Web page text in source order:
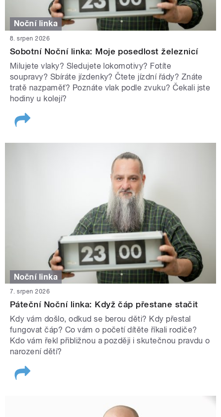
Noční linka
8. srpen 2026
Sobotní Noční linka: Moje posedlost železnicí
Milujete vlaky? Sledujete lokomotivy? Fotíte
soupravy? Sbíráte jízdenky? Čtete jízdní řády? Znáte
tratě nazpaměť? Poznáte vlak podle zvuku? Čekali jste
hodiny u kolejí?
Noční linka
7. srpen 2026
Páteční Noční linka: Když čáp přestane stačit
Kdy vám došlo, odkud se berou děti? Kdy přestal
fungovat čáp? Co vám o početí dítěte říkali rodiče?
Kdo vám řekl přibližnou a později i skutečnou pravdu o
narození dětí?